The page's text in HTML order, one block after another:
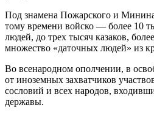
Под знамена Пожарского и
тому времени войско — более 10
людей, до трех тысяч казаков,
множество «даточных людей» из
Во всенародном ополчении, в
от иноземных захватчиков
сословий и всех народов,
державы.